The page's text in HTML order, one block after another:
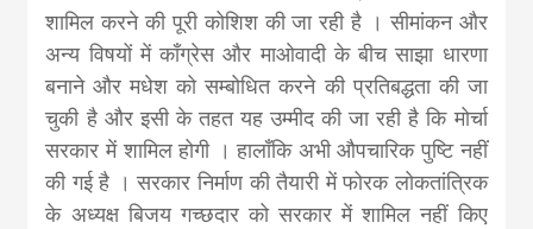
शामिल करने की पूरी कोशिश की जा रही है । सीमांकन और
अन्य विषयों में काँग्रेस और माओवादी के बीच साझा धारणा
बनाने और मधेश को सम्बोधित करने की प्रतिबद्धता की जा
चुकी है और इसी के तहत यह उम्मीद की जा रही है कि मोर्चा
सरकार में शामिल होगी । हालाँकि अभी औपचारिक पुष्टि नहीं
की गई है । सरकार निर्माण की तैयारी में फोरक लोकतांत्रिक
के अध्यक्ष बिजय गच्छदार को सरकार में शामिल नहीं किए